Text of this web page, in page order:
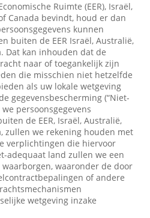
Ruimte (EER), Israël,
Canada bevindt, houd er dan
kunnen
buiten de EER Israël, Australië,
Dat kan inhouden dat de
naar of toegankelijk zijn
die misschien niet hetzelfde
als uw lokale wetgeving
gegevensbescherming (“Niet-
persoonsgegevens
de EER, Israël, Australië,
zullen we rekening houden met
verplichtingen die hiervoor
adequaat land zullen we een
waaronder de door
of andere
wetgeving inzake